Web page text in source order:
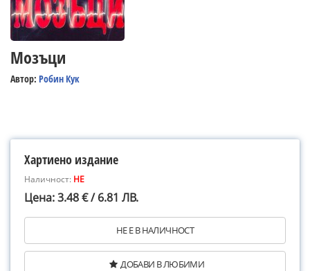
Мозъци
Автор: Робин Кук
Хартиено издание
Наличност: НЕ
Цена: 3.48 € / 6.81 ЛВ.
НЕ Е В НАЛИЧНОСТ
ДОБАВИ В ЛЮБИМИ